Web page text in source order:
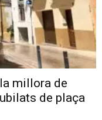
millora de
de plaça